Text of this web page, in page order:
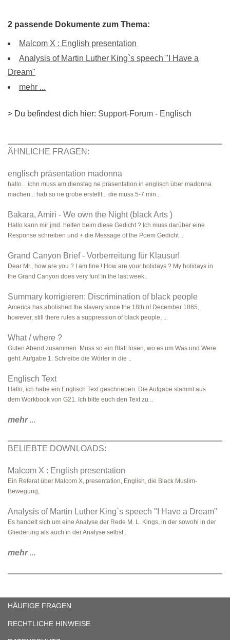
2 passende Dokumente zum Thema:
Malcom X : English presentation
Analysis of Martin Luther King`s speech "I Have a
Dream"
mehr ...
> Du befindest dich hier: Support-Forum - Englisch
ÄHNLICHE FRAGEN:
englisch präsentation madonna
hallo... ichn muss am dienstag ne präsentation in englisch über madonna
machen... hab so ne grobe erstellt... die muss 5-7 min ..
Bakara, Amiri - We own the Night (black Arts )
Hallo kann mir jmd. helfen beim diese Gedicht ? Ich muss darüber eine
Response schreiben und + die Message of the Poem Gedicht ..
Grand Canyon Brief - Vorberreitung für Klausur!
Dear Mr., how are you ? I am fine ! How are your holidays ? My holidays in
the Grand Canyon does very fun! In the last week..
Summary korrigieren: Discrimination of black people
America has abolished the slavery since the 18th of December 1865,
however, still there rules a suppression of black people, ..
What / where ?
Guten Abend zusammen. Muss so ein Blatt lösen, wo es um Was und Were
geht. Aufgabe 1: Schreibe die Wörter in die ..
Englisch Text
Hallo, ich habe ein Englisch Text geschrieben. Die Aufgabe stammt aus
dem Workbook von G21. Ich bitte euch den Text zu ..
mehr...
BELIEBTE DOWNLOADS:
Malcom X : English presentation
Ein Referat über Malcom X, presentation, English, die Black Muslim-
Bewegung,
Analysis of Martin Luther King`s speech "I Have a Dream"
Es handelt sich um eine Analyse der Rede M. L. Kings, in der sowohl in der
Gliederung als auch in der Analyse selbst ..
mehr...
HÄUFIGE FRAGEN
RECHTLICHE HINWEISE